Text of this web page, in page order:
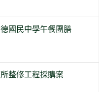
國民中學午餐團膳
整修工程採購案